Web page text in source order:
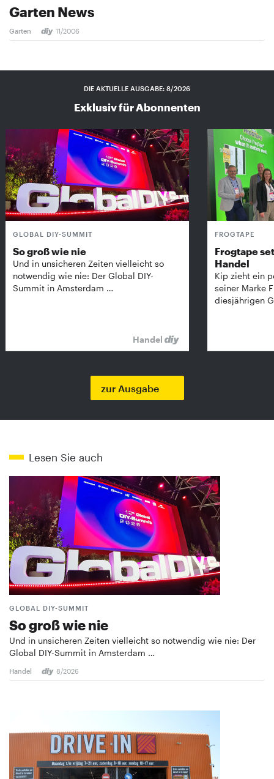
Garten News
Garten 11/2006
DIE AKTUELLE AUSGABE: 8/2026
Exklusiv für Abonnenten
GLOBAL DIY-SUMMIT
So groß wie nie
Und in unsicheren Zeiten vielleicht so
notwendig wie nie: Der Global DIY-
Summit in Amsterdam …
Handel
FROGTAPE
Frogtape
Handel
Kip zieht ein
seiner Marke
diesjährigen
zur Ausgabe
Lesen Sie auch
GLOBAL DIY-SUMMIT
So groß wie nie
Und in unsicheren Zeiten vielleicht so notwendig wie nie: Der
Global DIY-Summit in Amsterdam …
Handel 8/2026